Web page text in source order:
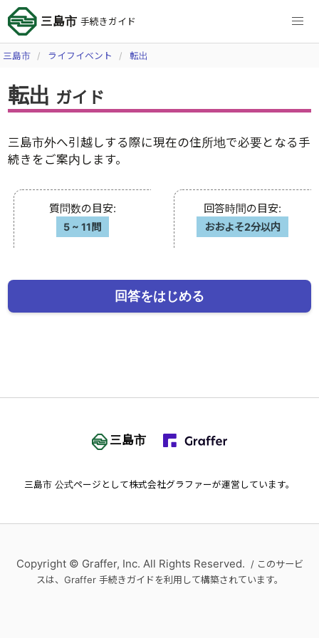
三島市 手続きガイド
三島市 ライフイベント 転出
転出 ガイド
三島市外へ引越しする際に現在の住所地で必要となる手
続きをご案内します。
質問数の目安:
5 ~11問
回答時間の目安:
おおよそ2分以内
回答をはじめる
三島市
三島市 公式ページとして株式会社グラファーが運営しています。
Copyright © Graffer, Inc. All Rights Reserved. / このサービ
スは、Graffer 手続きガイドを利用して構築されています。